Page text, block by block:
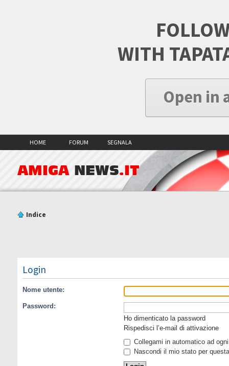
WITH
Open in
HOME FORUM SEGNALA
AMIGA NEWS.IT
Indice
Login
Nome utente:
Password:
Ho dimenticato la password
Rispedisci l’e-mail di attivazione
Collegami in automatico ad
Nascondi il mio stato per